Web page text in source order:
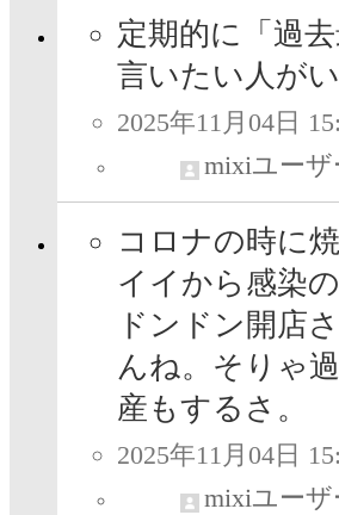
定期的に「過
言いたい人が
2025年11月04日
mixiユーザ
コロナの時に
イイから感染
ドンドン開店
んね。そりゃ
産もするさ。
2025年11月04日
mixiユーザ